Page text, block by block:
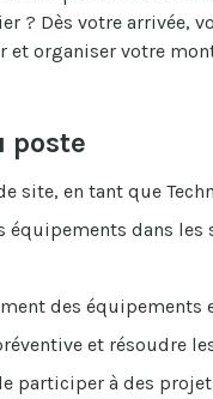
? Dès votre arrivée,
organiser votre
poste
site, en tant que
équipements dans les
des
et résoudre
participer à des